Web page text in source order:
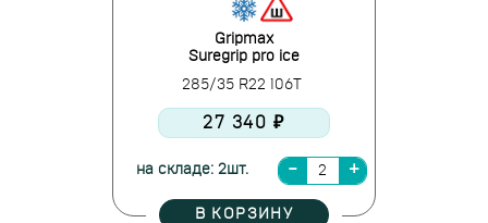
Gripmax
Suregrip pro ice
285/35 R22 106T
27 340 ₽
на складе: 2шт.
В КОРЗИНУ